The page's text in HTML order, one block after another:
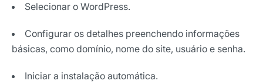
Selecionar o WordPress.
Configurar os detalhes preenchendo informações
básicas, como domínio, nome do site, usuário e senha.
Iniciar a instalação automática.
Receba os melhores insights da Locaweb
digital que valem a leitura.